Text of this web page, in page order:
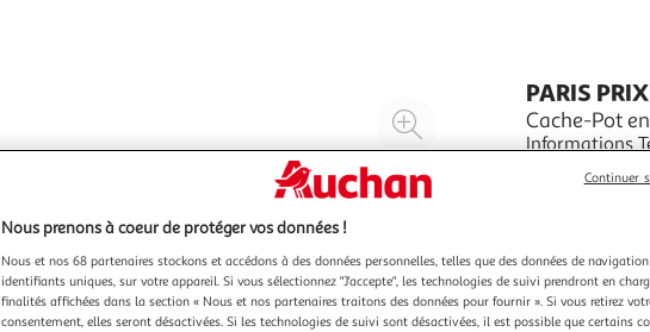
Agrandir
l'illustration
à
Réduire
100
%
le
produit
PARIS PRIX
Cache-Pot
Informations
Spécificités :
1,1 kg
En savoir +
Nous prenons à coeur de protéger vos données !
Nous et nos 68 partenaires stockons et accédons à des données personnelles, telles que des données de
identifiants uniques, sur votre appareil. Si vous sélectionnez "J'accepte", les technologies de suivi prendront en
finalités affichées dans la section « Nous et nos partenaires traitons des données pour fournir ». Si vous retirez
consentement, elles seront désactivées. Si les technologies de suivi sont désactivées, il est possible que certains
Continuer